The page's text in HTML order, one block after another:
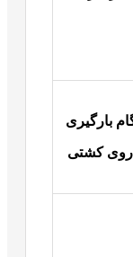
بارگیری
روی کشتی